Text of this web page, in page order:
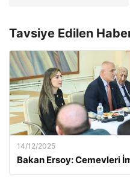
Tavsiye Edilen
14/12/2025
Bakan Ersoy: Cemevleri